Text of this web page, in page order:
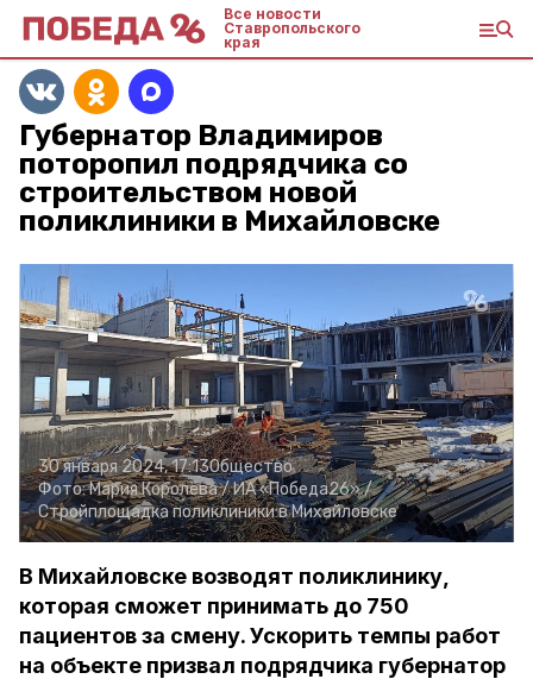
Все новости
Ставропольского
края
Губернатор Владимиров
поторопил подрядчика со
строительством новой
поликлиники в Михайловске
30 января 2024, 17:13Общество
Фото:Мария Королëва /ИА «Победа26» /
Стройплощадка поликлиники в Михайловске
В Михайловске возводят поликлинику,
которая сможет принимать до 750
пациентов за смену. Ускорить темпы работ
на объекте призвал подрядчика губернатор